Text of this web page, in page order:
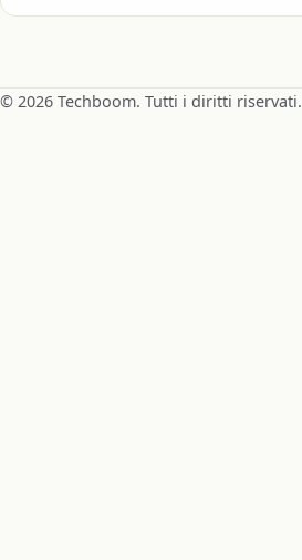
© 2026 Techboom. Tutti i diritti riservati.